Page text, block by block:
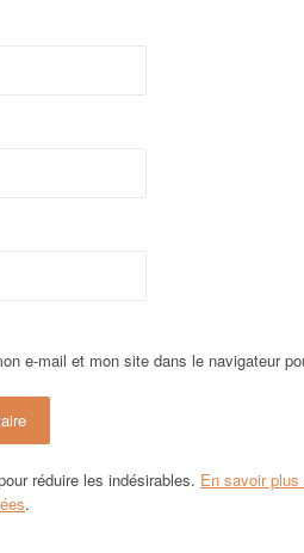
e-mail et mon site dans le navigateur
réduire les indésirables. En savoir
.